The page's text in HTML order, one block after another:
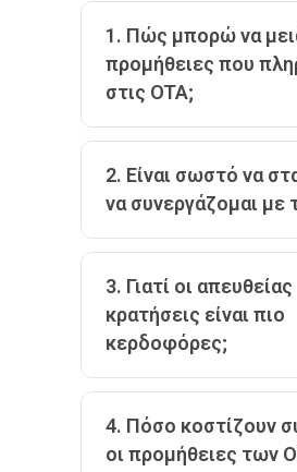
1. Πώς μπορώ να
προμήθειες που
στις OTA;
2. Είναι σωστό να
να συνεργάζομαι με
3. Γιατί οι απευθείας
κρατήσεις είναι πιο
κερδοφόρες;
4. Πόσο κοστίζουν
οι προμήθειες των